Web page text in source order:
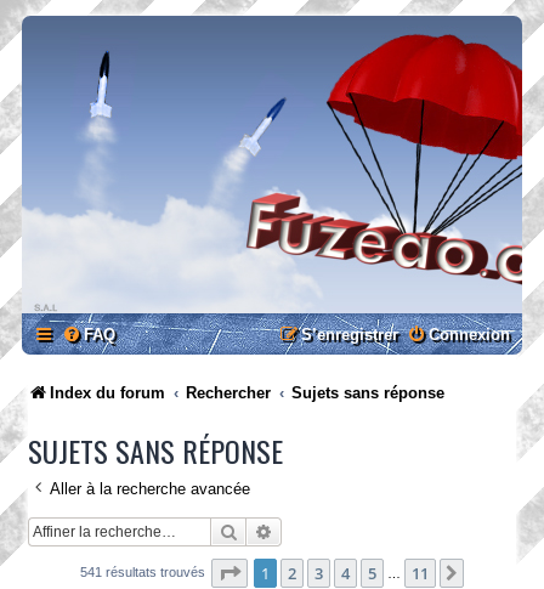
FAQ Connexion
S’enregistrer
Index du forum Rechercher Sujets sans réponse
SUJETS SANS RÉPONSE
Aller à la recherche avancée
Rechercher
541 résultats trouvés Page 1sur11
1 2 3 4 5 11